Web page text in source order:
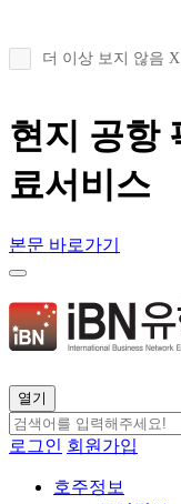
더 이상 보지 않음 X
현지 공항
료서비스
본문 바로가기
열기
로그인 회원가입
호주정보